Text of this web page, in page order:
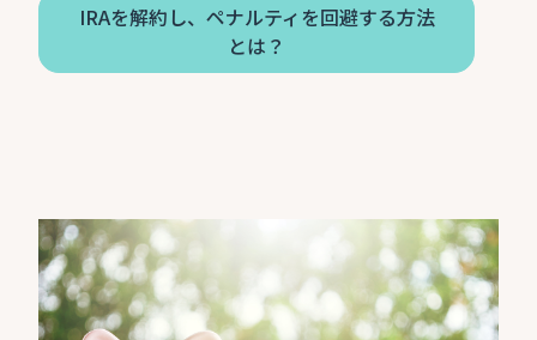
IRAを解約し、ペナルティを回避する方法
とは？